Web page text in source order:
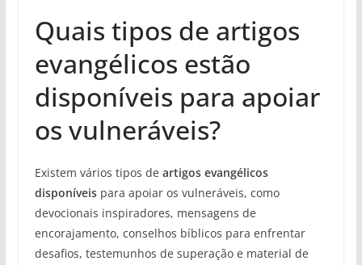
Quais tipos de artigos
evangélicos estão
disponíveis para apoiar
os vulneráveis?
Existem vários tipos de artigos evangélicos
disponíveispara apoiar os vulneráveis, como
devocionais inspiradores, mensagens de
encorajamento, conselhos bíblicos para enfrentar
desafios, testemunhos de superação e material de